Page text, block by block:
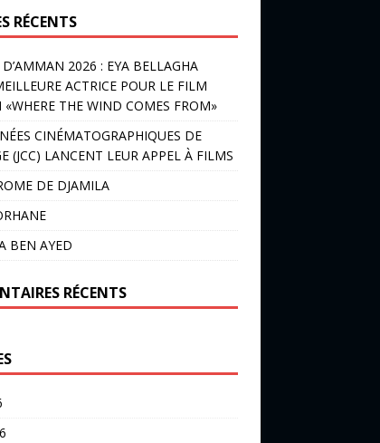
RÉCENTS
D’AMMAN 2026 : EYA BELLAGHA
ACTRICE POUR LE FILM
«WHERE THE WIND COMES FROM»
CINÉMATOGRAPHIQUES DE
(JCC) LANCENT LEUR APPEL À FILMS
DE DJAMILA
BEN AYED
RÉCENTS